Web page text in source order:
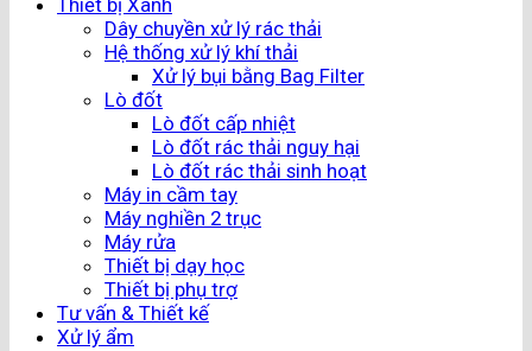
Thiết bị Xanh
Dây chuyền xử lý rác thải
Hệ thống xử lý khí thải
Xử lý bụi bằng Bag Filter
Lò đốt
Lò đốt cấp nhiệt
Lò đốt rác thải nguy hại
Lò đốt rác thải sinh hoạt
Máy in cầm tay
Máy nghiền 2 trục
Máy rửa
Thiết bị dạy học
Thiết bị phụ trợ
Tư vấn & Thiết kế
Xử lý ẩm